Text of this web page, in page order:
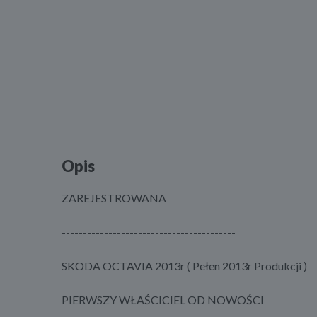
Opis
ZAREJESTROWANA
-----------------------------------------
SKODA OCTAVIA 2013r ( Pełen 2013r Produkcji )
PIERWSZY WŁAŚCICIEL OD NOWOŚCI